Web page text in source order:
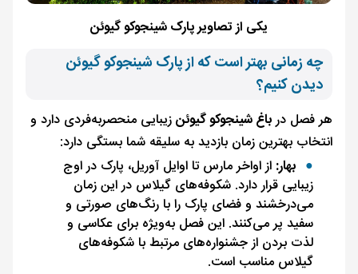
یکی از تصاویر پارک شینجوکو گیوئن
چه زمانی بهتر است که از پارک شینجوکو گیوئن
دیدن کنیم؟
هر فصل درباغ شینجوکو گیوئنزیبایی منحصربه‌فردی دارد و
انتخاب بهترین زمان بازدید به سلیقه شما بستگی دارد:
بهار: از اواخر مارس تا اوایل آوریل، پارک در اوج
زیبایی قرار دارد. شکوفه‌های گیلاس در این زمان
می‌درخشند و فضای پارک را با رنگ‌های صورتی و
سفید پر می‌کنند. این فصل به‌ویژه برای عکاسی و
لذت بردن از جشنواره‌های مرتبط با شکوفه‌های
گیلاس مناسب است.